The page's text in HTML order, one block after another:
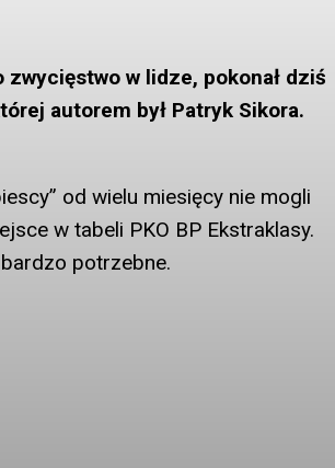
w lidze, pokonał dziś
autorem był Patryk Sikora.
od wielu miesięcy nie mogli
w tabeli PKO BP Ekstraklasy.
potrzebne.